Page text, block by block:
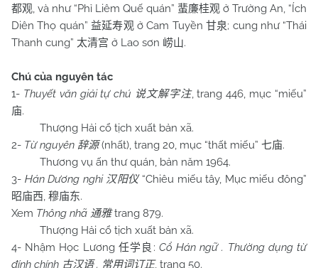
都观, và như “Phỉ Liêm Quế quán” 蜚廉桂观 ở Trường An, “Ích
Diên Thọ quán” 益延寿观 ở Cam Tuyền 甘泉; cung như “Thái
Thanh cung” 太清宫 ở Lao sơn 崂山.
Chú của nguyên tác
1- Thuyết văn giải tự chú 说文解字注, trang 446, mục “miếu”
庙.
Thượng Hải cổ tịch xuất bản xã.
2- Từ nguyên 辞源(nhất), trang 20, mục “thất miếu” 七庙.
Thương vụ ấn thư quán, bản năm 1964.
3- Hán Dương nghi 汉阳仪“Chiêu miếu tây, Mục miếu đông”
昭庙西, 穆庙东.
Xem Thông nhã 通雅trang 879.
Thượng Hải cổ tịch xuất bản xã.
4- Nhậm Học Lương 任学良 : Cổ Hán ngữ . Thường dụng từ
đính chính 古汉语. 常用词订正, trang 50.